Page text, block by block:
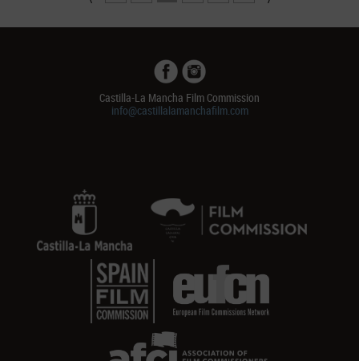
Castilla-La Mancha Film Commission
info@castillalamanchafilm.com